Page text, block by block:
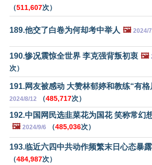
（511,607次）
189.他交了白卷为何却考中举人 🖼️ 2024/
190.惨况震惊全世界 李克强背叛初衷 🖼️
次）
191.网友被感动 大赞林郁婷和教练“有格
2024/8/12 （485,717次）
192.中国网民选韭菜花为国花 笑称常幻
🖼️ 2024/9/6 （485,036次）
193.临近六四中共动作频繁末日心态暴
（484,987次）